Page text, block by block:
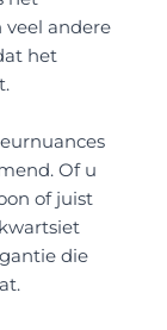
andere
het
Of u
of juist
die